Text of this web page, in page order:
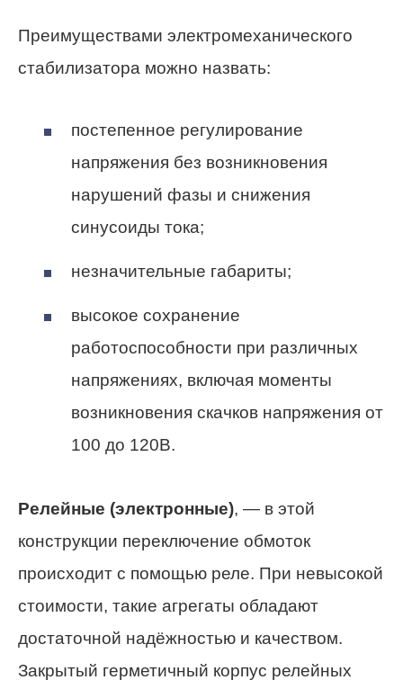
Преимуществами электромеханического
стабилизатора можно назвать:
постепенное регулирование
напряжения без возникновения
нарушений фазы и снижения
синусоиды тока;
незначительные габариты;
высокое сохранение
работоспособности при различных
напряжениях, включая моменты
возникновения скачков напряжения от
100 до 120В.
Релейные (электронные), — в этой
конструкции переключение обмоток
происходит с помощью реле. При невысокой
стоимости, такие агрегаты обладают
достаточной надёжностью и качеством.
Закрытый герметичный корпус релейных